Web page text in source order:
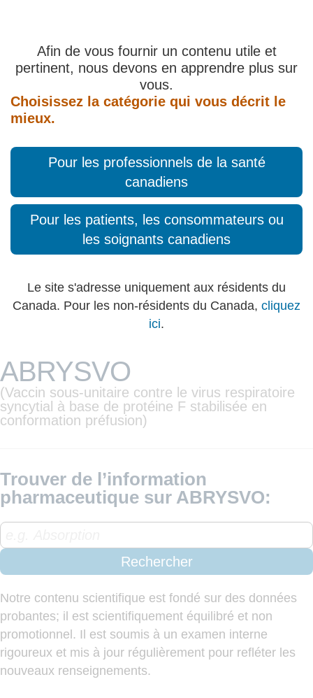
Afin de vous fournir un contenu utile et
pertinent, nous devons en apprendre plus sur
vous.
Choisissez la catégorie qui vous décrit le
mieux.
Pour les professionnels de la santé
canadiens
Pour les patients, les consommateurs ou
les soignants canadiens
Le site s'adresse uniquement aux résidents du
Canada. Pour les non-résidents du Canada, cliquez
ici.
ABRYSVO
(Vaccin sous-unitaire contre le virus respiratoire
syncytial à base de protéine F stabilisée en
conformation préfusion)
Trouver de l’information
pharmaceutique sur ABRYSVO:
Rechercher
Notre contenu scientifique est fondé sur des données
probantes; il est scientifiquement équilibré et non
promotionnel. Il est soumis à un examen interne
rigoureux et mis à jour régulièrement pour refléter les
nouveaux renseignements.